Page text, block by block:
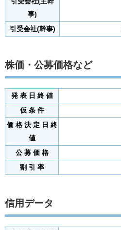
事)
引受会社(幹事)
株価・公募価格など
発 表 日 終 値
仮 条 件
価 格 決 定 日 終
値
公 募 価 格
割 引 率
信用データ